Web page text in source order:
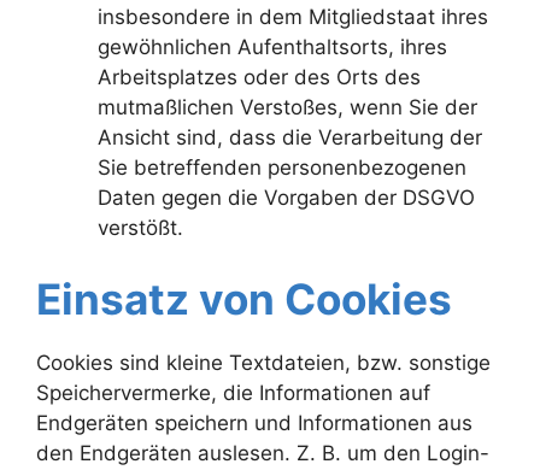
insbesondere in dem Mitgliedstaat ihres
gewöhnlichen Aufenthaltsorts, ihres
Arbeitsplatzes oder des Orts des
mutmaßlichen Verstoßes, wenn Sie der
Ansicht sind, dass die Verarbeitung der
Sie betreffenden personenbezogenen
Daten gegen die Vorgaben der DSGVO
verstößt.
Einsatz von Cookies
Cookies sind kleine Textdateien, bzw. sonstige
Speichervermerke, die Informationen auf
Endgeräten speichern und Informationen aus
den Endgeräten auslesen. Z. B. um den Login-